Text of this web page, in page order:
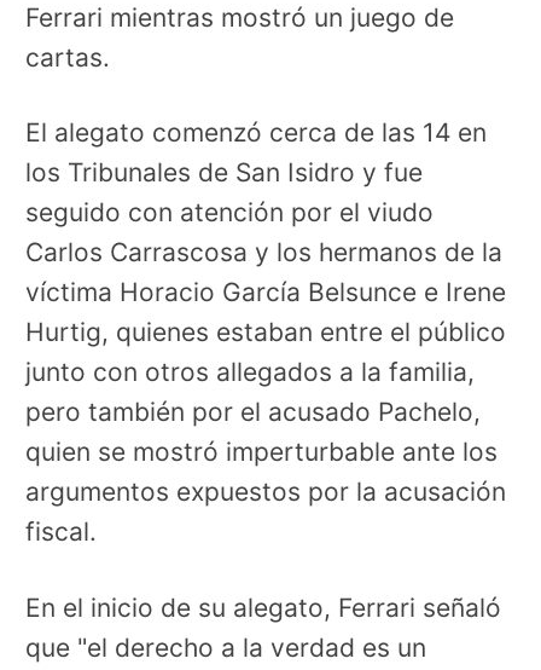
Ferrari mientras mostró un juego de
cartas.
El alegato comenzó cerca de las 14 en
los Tribunales de San Isidro y fue
seguido con atención por el viudo
Carlos Carrascosa y los hermanos de la
víctima Horacio García Belsunce e Irene
Hurtig, quienes estaban entre el público
junto con otros allegados a la familia,
pero también por el acusado Pachelo,
quien se mostró imperturbable ante los
argumentos expuestos por la acusación
fiscal.
En el inicio de su alegato, Ferrari señaló
que "el derecho a la verdad es un